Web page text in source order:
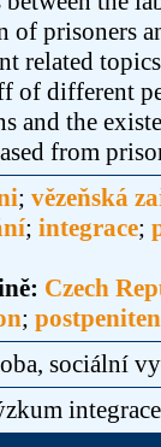
of prisoners
related
of different
and the
from
; vězeňská
; integrace;
Czech
;
sociální